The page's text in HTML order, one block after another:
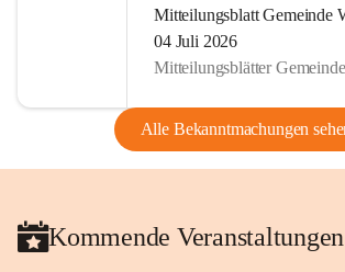
Mitteilungsblatt Gemeinde
04 Juli 2026
Mitteilungsblätter
Alle Bekanntmachungen
Kommende Veranstaltungen